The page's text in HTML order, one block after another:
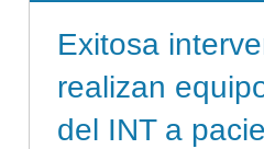
Exitosa
realizan
del INT a